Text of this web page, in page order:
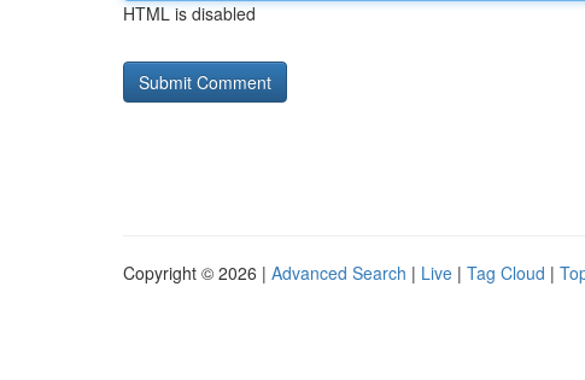
HTML is disabled
Copyright © 2026 | Advanced Search | Live | Tag Cloud |